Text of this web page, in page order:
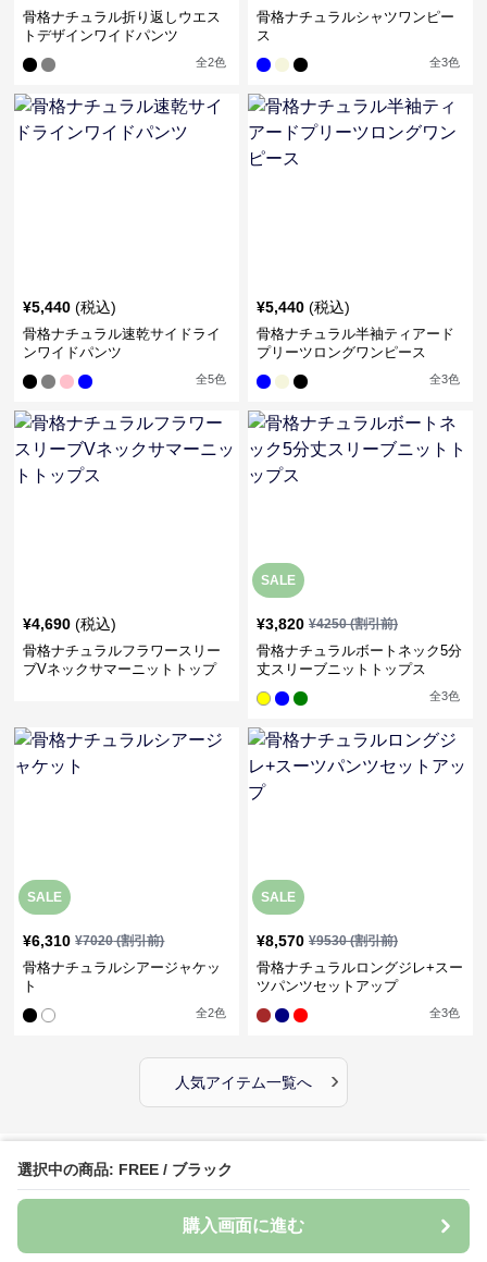
選択中の商品: FREE / ブラック
購入画面に進む
骨格ナチュラル折り返しウエス
トデザインワイドパンツ
全2色
骨格ナチュラルシャツワンピー
ス
全3色
¥5,440 (税込)
骨格ナチュラル速乾サイドライ
ンワイドパンツ
全5色
¥5,440 (税込)
骨格ナチュラル半袖ティアード
プリーツロングワンピース
全3色
¥4,690 (税込)
骨格ナチュラルフラワースリー
ブVネックサマーニットトップ
SALE
¥3,820 ¥4250(割引前)
骨格ナチュラルボートネック5分
丈スリーブニットトップス
全3色
SALE
¥6,310 ¥7020(割引前)
骨格ナチュラルシアージャケッ
ト
全2色
SALE
¥8,570 ¥9530(割引前)
骨格ナチュラルロングジレ+スー
ツパンツセットアップ
全3色
人気アイテム一覧へ ›
購入時のルール
必ず購入前にお読みください。